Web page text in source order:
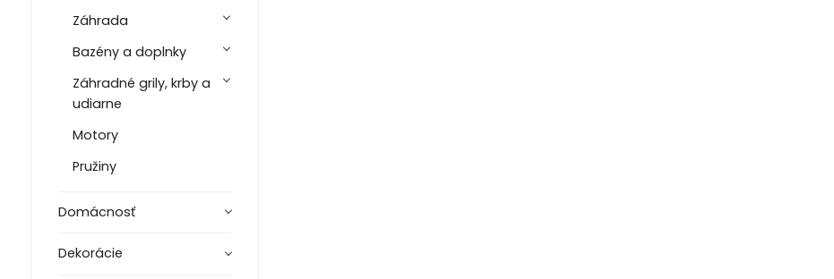
Záhrada
Bazény a doplnky
Záhradné grily, krby a
udiarne
Motory
Pružiny
Domácnosť
Dekorácie